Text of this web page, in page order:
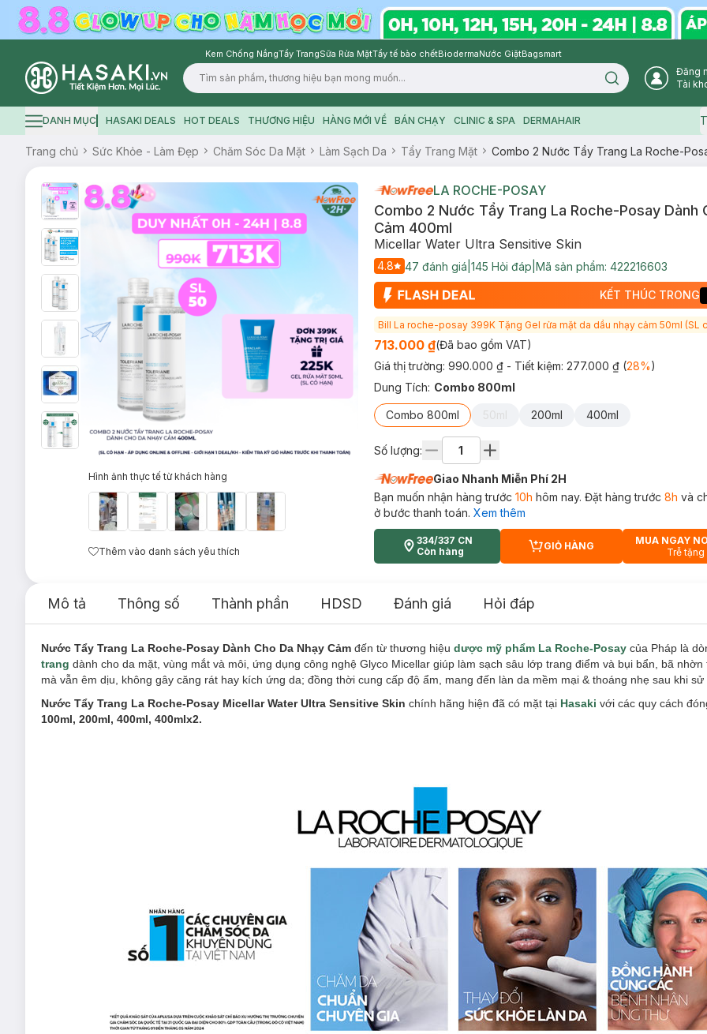
Kem Chống NắngTẩy TrangSữa Rửa MặtTẩy tế bào chếtBiodermaNước GiặtBagsmart
Logo
Search icon
Đăng
Tài
Hamburger icon
DANH MỤC HASAKI DEALS HOT DEALS THƯƠNG HIỆU HÀNG MỚI VỀ BÁN CHẠY CLINIC & SPA DERMAHAIR
Trang chủ Sức Khỏe - Làm Đẹp Chăm Sóc Da Mặt Làm Sạch Da Tẩy Trang Mặt Combo 2 Nước Tẩy Trang La Roche-
Hình ảnh thực tế từ khách hàng
Thêm vào danh sách yêu thích
LA ROCHE-POSAY
Combo 2 Nước Tẩy Trang La Roche-Posay Dành
Cảm 400ml
Micellar Water Ultra Sensitive Skin
4.8 47 đánh giá 145 Hỏi đáp Mã sản phẩm: 422216603
KẾT THÚC TRONG
Bill La roche-posay 399K Tặng Gel rửa mặt da dầu nhạy cảm 50ml (SL
713.000 ₫(Đã bao gồm VAT)
Giá thị trường: 990.000 ₫ - Tiết kiệm: 277.000 ₫(28%)
Dung Tích: Combo 800ml
Combo 800ml 50ml 200ml 400ml
Số lượng:
Giao Nhanh Miễn Phí 2H
Bạn muốn nhận hàng trước 10h hôm nay. Đặt hàng trước 8h và
ở bước thanh toán. Xem thêm
334/337 CN
Còn hàng
CART PLUS ICON
GIỎ HÀNG
MUA NGAY
Trễ tặng
Mô tả Thông số Thành phần HDSD Đánh giá Hỏi đáp
Nước Tẩy Trang La Roche-Posay Dành Cho Da Nhạy Cảm đến từ thương hiệu dược mỹ phẩm La Roche-Posay của Pháp là
trang dành cho da mặt, vùng mắt và môi, ứng dụng công nghệ Glyco Micellar giúp làm sạch sâu lớp trang điểm và bụi bẩn, bã
mà vẫn êm dịu, không gây căng rát hay kích ứng da; đồng thời cung cấp độ ẩm, mang đến làn da mềm mại & thoáng nhẹ sau khi sử
Nước Tẩy Trang La Roche-Posay Micellar Water Ultra Sensitive Skin chính hãng hiện đã có mặt tại Hasaki với các quy cách
100ml, 200ml, 400ml, 400mlx2.